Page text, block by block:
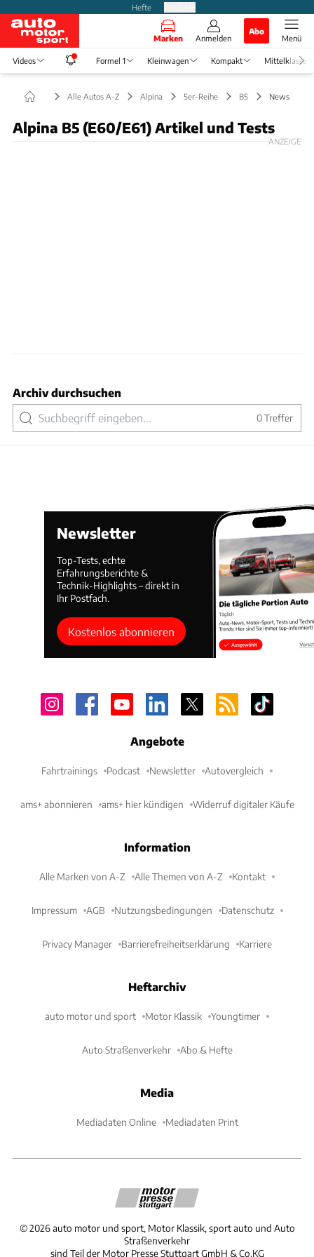
Hefte
Marken Anmelden
Abo
Menü
Videos Formel 1 Kleinwagen Kompakt Mittelklasse
Alle Autos A-Z Alpina 5er-Reihe B5 News
Alpina B5 (E60/E61) Artikel und Tests
ANZEIGE
Archiv durchsuchen
0Treffer
Newsletter
Top-Tests, echte
Erfahrungsberichte &
Technik-Highlights – direkt in
Ihr Postfach.
Kostenlos abonnieren
Angebote
Fahrtrainings Podcast Newsletter Autovergleich
ams+ abonnieren ams+ hier kündigen Widerruf digitaler Käufe
Information
Alle Marken von A-Z Alle Themen von A-Z Kontakt
Impressum AGB Nutzungsbedingungen Datenschutz
Privacy Manager Barrierefreiheitserklärung Karriere
Heftarchiv
auto motor und sport Motor Klassik Youngtimer
Auto Straßenverkehr Abo & Hefte
Media
Mediadaten Online Mediadaten Print
©2026 auto motor und sport, Motor Klassik, sport auto und Auto
Straßenverkehr
sind Teil der Motor Presse Stuttgart GmbH & Co.KG